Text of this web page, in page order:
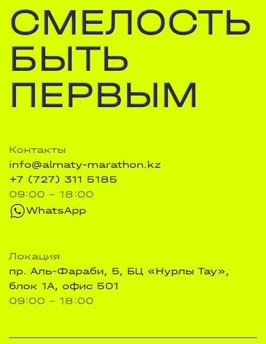
СМЕЛОСТЬ
БЫТЬ
ПЕРВЫМ
Контакты
info@almaty-marathon.kz
+7 (727) 311 5185
09:00 - 18:00
WhatsApp
Локация
пр. Аль-Фараби, 5, БЦ «Нурлы Тау»,
блок 1А, офис 501
09:00 - 18:00